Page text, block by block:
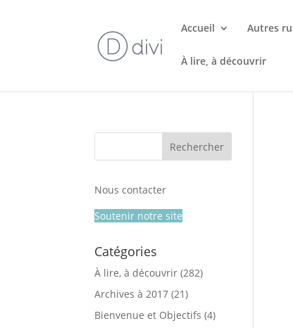
Accueil Autres
À lire, à découvrir
Nous contacter
Soutenir notre site
Catégories
À lire, à découvrir (282)
Archives à 2017 (21)
Bienvenue et Objectifs (4)